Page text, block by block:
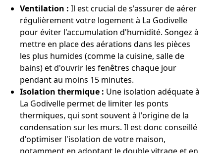
Ventilation : Il est crucial de s'assurer de aérer
régulièrement votre logement à La Godivelle
pour éviter l'accumulation d'humidité. Songez à
mettre en place des aérations dans les pièces
les plus humides (comme la cuisine, salle de
bains) et d'ouvrir les fenêtres chaque jour
pendant au moins 15 minutes.
Isolation thermique : Une isolation adéquate à
La Godivelle permet de limiter les ponts
thermiques, qui sont souvent à l'origine de la
condensation sur les murs. Il est donc conseillé
d'optimiser l'isolation de votre maison,